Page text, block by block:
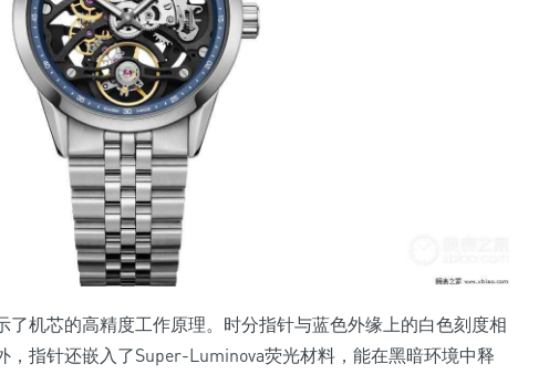
了机芯的高精度工作原理。时分指针与蓝色外缘上的白色刻度相
，指针还嵌入了Super-Luminova荧光材料，能在黑暗环境中释